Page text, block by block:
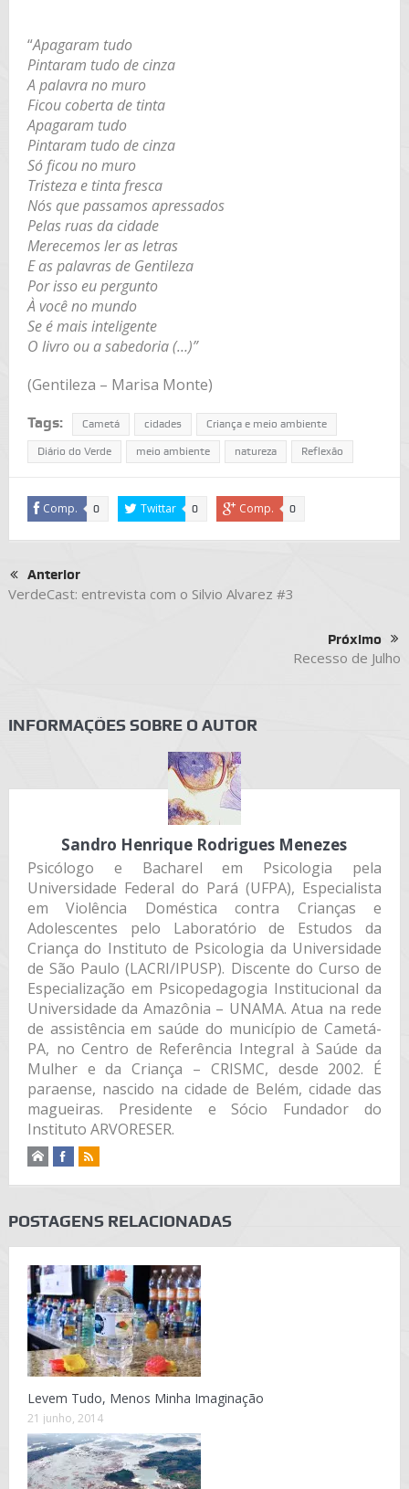
“Apagaram tudo
Pintaram tudo de cinza
A palavra no muro
Ficou coberta de tinta
Apagaram tudo
Pintaram tudo de cinza
Só ficou no muro
Tristeza e tinta fresca
Nós que passamos apressados
Pelas ruas da cidade
Merecemos ler as letras
E as palavras de Gentileza
Por isso eu pergunto
À você no mundo
Se é mais inteligente
O livro ou a sabedoria (…)”
(Gentileza – Marisa Monte)
Tags: Cametá cidades Criança e meio ambiente
Diário do Verde meio ambiente natureza Reflexão
Comp. 0 Twittar 0 Comp. 0
Anterior
VerdeCast: entrevista com o Silvio Alvarez #3
Próximo
Recesso de Julho
INFORMAÇÕES SOBRE O AUTOR
Sandro Henrique Rodrigues Menezes
Psicólogo e Bacharel em Psicologia pela
Universidade Federal do Pará (UFPA), Especialista
em Violência Doméstica contra Crianças e
Adolescentes pelo Laboratório de Estudos da
Criança do Instituto de Psicologia da Universidade
de São Paulo (LACRI/IPUSP). Discente do Curso de
Especialização em Psicopedagogia Institucional da
Universidade da Amazônia – UNAMA. Atua na rede
de assistência em saúde do município de Cametá-
PA, no Centro de Referência Integral à Saúde da
Mulher e da Criança – CRISMC, desde 2002. É
paraense, nascido na cidade de Belém, cidade das
magueiras. Presidente e Sócio Fundador do
Instituto ARVORESER.
POSTAGENS RELACIONADAS
Levem Tudo, Menos Minha Imaginação
21 junho, 2014